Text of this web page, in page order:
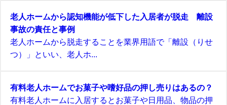
老人ホームから認知機能が低下した入居者が脱走 離設
事故の責任と事例
老人ホームから脱走することを業界用語で「離設（りせ
つ）」といい、老人ホ...
有料老人ホームでお菓子や嗜好品の押し売りはあるの？
有料老人ホームに入居するとお菓子や日用品、物品の押